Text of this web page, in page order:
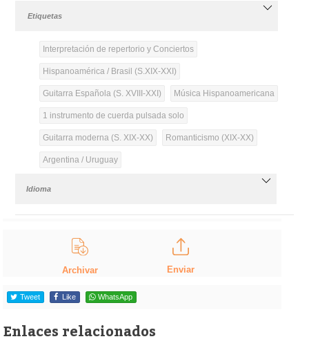
Etiquetas
Interpretación de repertorio y Conciertos
Hispanoamérica / Brasil (S.XIX-XXI)
Guitarra Española (S. XVIII-XXI) Música Hispanoamericana
1 instrumento de cuerda pulsada solo
Guitarra moderna (S. XIX-XX) Romanticismo (XIX-XX)
Argentina / Uruguay
Idioma
Archivar Enviar
Tweet Like WhatsApp
Enlaces relacionados